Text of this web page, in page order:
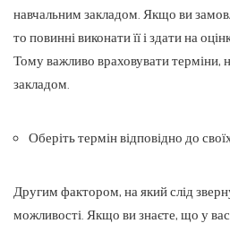
навчальним закладом. Якщо ви
то повинні виконати її і здати на
Тому важливо враховувати терміни,
закладом.
Оберіть термін відповідно до
Другим фактором, на який слід
можливості. Якщо ви знаєте, що у вас